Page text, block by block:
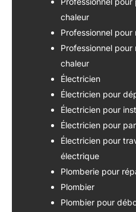
chaleur
Professionnel
Professionnel
chaleur
Électricien
Électricien pour
Électricien pour
Électricien pour
Électricien pour
électrique
Plomberie pour
Plombier
Plombier pour